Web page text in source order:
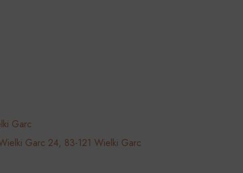
Garc
Garc 24, 83-121 Wielki Garc